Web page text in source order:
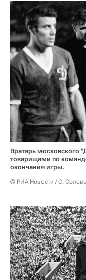
Вратарь московского
товарищами по
окончания игры.
© РИА Новости / С.